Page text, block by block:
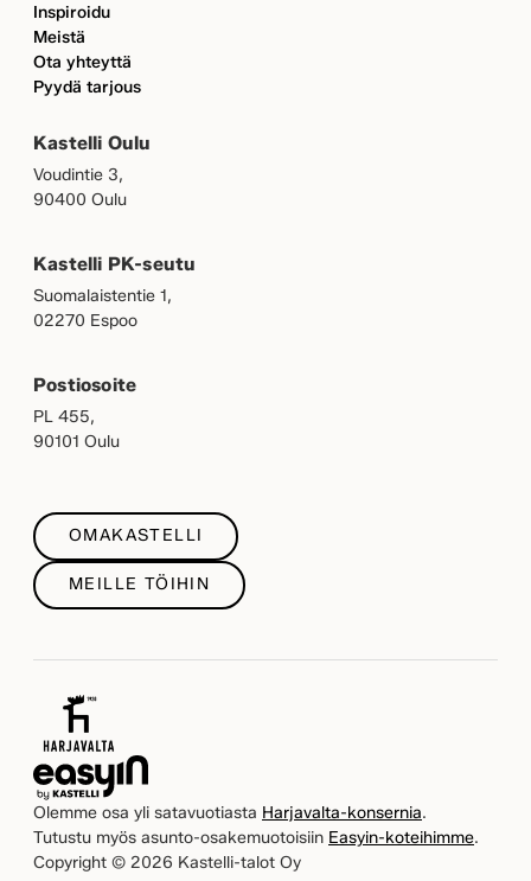
Inspiroidu
Meistä
Ota yhteyttä
Pyydä tarjous
Kastelli Oulu
Voudintie 3,
90400 Oulu
Kastelli PK-seutu
Suomalaistentie 1,
02270 Espoo
Postiosoite
PL 455,
90101 Oulu
OMAKASTELLI
MEILLE TÖIHIN
Olemme osa yli satavuotiasta Harjavalta-konsernia.
Tutustu myös asunto-osakemuotoisiin Easyin-koteihimme.
Copyright © 2026 Kastelli-talot Oy